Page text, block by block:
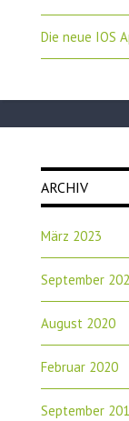
Die neue IOS
ARCHIV
März 2023
September
August 2020
Februar 2020
September